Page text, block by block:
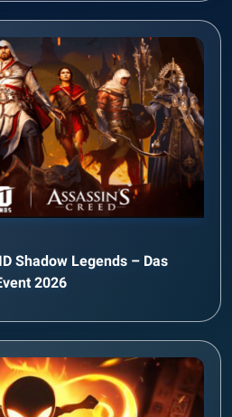
Shadow Legends – Das
2026